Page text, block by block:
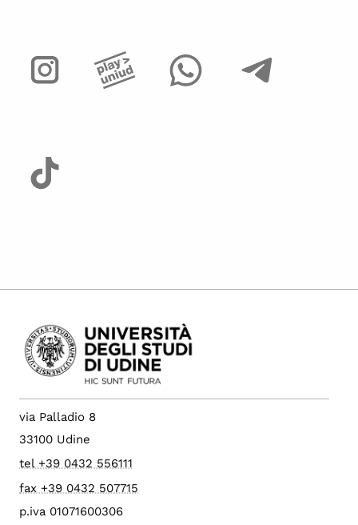
via Palladio 8
33100 Udine
tel +39 0432 556111
fax +39 0432 507715
p.iva 01071600306